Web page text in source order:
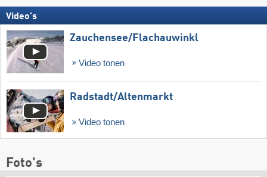
Video's
Zauchensee/​Flachauwinkl
Video tonen
Radstadt/​Altenmarkt
Video tonen
Foto's